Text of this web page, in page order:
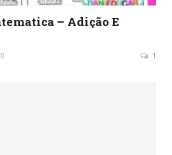
– Adição E
1